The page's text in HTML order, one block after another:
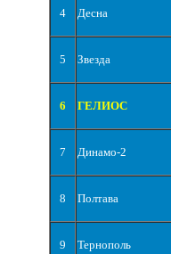
4 Десна
5 Звезда
6 ГЕЛИОС
7 Динамо-2
8 Полтава
9 Тернополь